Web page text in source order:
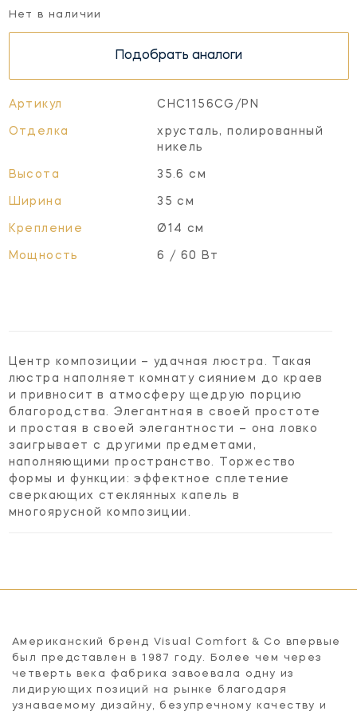
Нет в наличии
Подобрать аналоги
Артикул CHC1156CG/PN
Отделка
хрусталь, полированный
никель
Высота 35.6 см
Ширина 35 см
Крепление Ø14 см
Мощность 6 / 60 Вт
Центр композиции – удачная люстра. Такая
люстра наполняет комнату сиянием до краев
и привносит в атмосферу щедрую порцию
благородства. Элегантная в своей простоте
и простая в своей элегантности – она ловко
заигрывает с другими предметами,
наполняющими пространство. Торжество
формы и функции: эффектное сплетение
сверкающих стеклянных капель в
многоярусной композиции.
Американский бренд Visual Comfort & Co впервые
был представлен в 1987 году. Более чем через
четверть века фабрика завоевала одну из
лидирующих позиций на рынке благодаря
узнаваемому дизайну, безупречному качеству и